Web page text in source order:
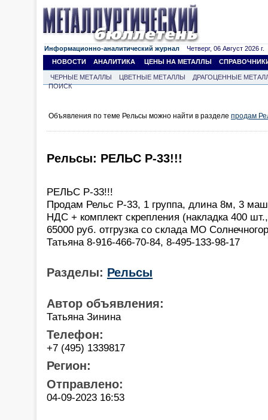
Информационно-аналитический журнал Четверг, 06 Август 2026 г.
НОВОСТИ
АНАЛИТИКА ЦЕНЫ НА МЕТАЛЛЫ
ЧЕРНЫЕ МЕТАЛЛЫ ЦВЕТНЫЕ МЕТАЛЛЫ
ДРАГОЦЕННЫЕ
ПОИСК
Объявления по теме Рельсы можно найти в разделе продам
Рельсы: РЕЛЬС Р-33!!!
РЕЛЬС Р-33!!!
Продам Рельс Р-33, 1 группа, длина 8м, 3
НДС + комплект скрепления (накладка 400
65000 руб. отгрузка со склада МО
Татьяна 8-916-466-70-84, 8-495-133-98-17
Разделы: Рельсы
Автор объявления:
Татьяна Зинина
Телефон:
+7 (495) 1339817
Регион:
Отправлено:
04-09-2023 16:53